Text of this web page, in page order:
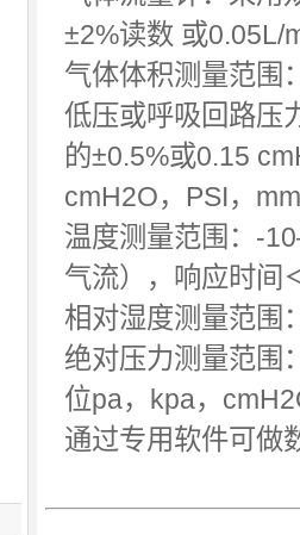
±2%读数 或0.05L/
气体体积测量范围
低压或呼吸回路压
的±0.5%或0.15
cmH2O，PSI，
温度测量范围：-
气流），响应时间
相对湿度测量范围
绝对压力测量范围
位pa，kpa，
通过专用软件可做